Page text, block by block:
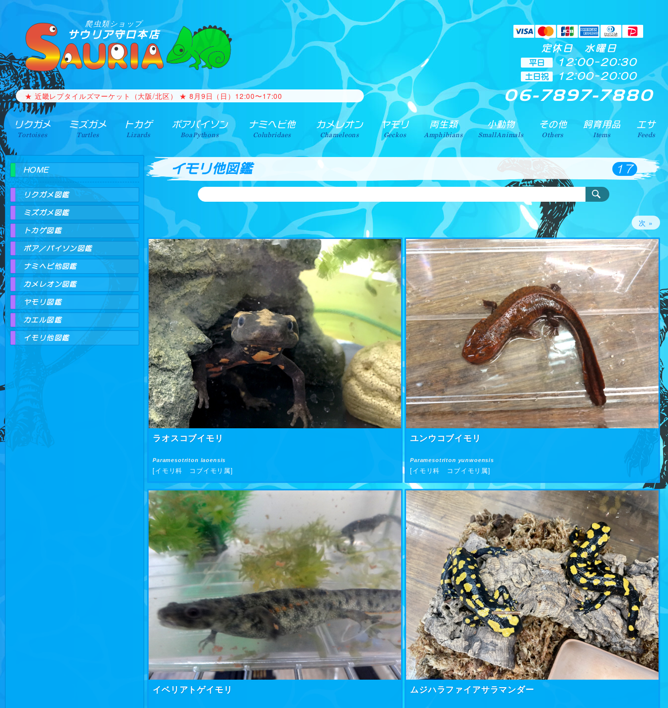
爬虫類ショップ
サウリア守口本店
定休日 水曜日
平日 12:00-20:30
土日祝 12:00-20:00
06-7897-7880
リクガメ
Tortoises
ミズガメ
Turtles
トカゲ
Lizards
ボアパイソン
BoaPythons
ナミヘビ他
Colubridaes
カメレオン
Chameleons
ヤモリ
Geckos
両生類
Amphibians
小動物
SmallAnimals
その他
Others
飼育用品
Items
エサ
Feeds
★ 近畿レプタイルズマーケット（大阪/北区） ★ 8月9日（日）12:00〜17:00
【生体の買取・引取】 事情で飼う事が出来なくなった生体がございましたらご相談ください。 常時、買取・引取を行っております。地域によりますが、出張買取引取も致しております。
イモリ他図鑑 17
次 »
ラオスコブイモリ
Paramesotriton laoensis
[イモリ科 コブイモリ属]
ユンウコブイモリ
Paramesotriton yunwoensis
[イモリ科 コブイモリ属]
イベリアトゲイモリ ムジハラファイアサラマンダー
HOME
リクガメ図鑑
ミズガメ図鑑
トカゲ図鑑
ボア／パイソン図鑑
ナミヘビ他図鑑
カメレオン図鑑
ヤモリ図鑑
カエル図鑑
イモリ他図鑑